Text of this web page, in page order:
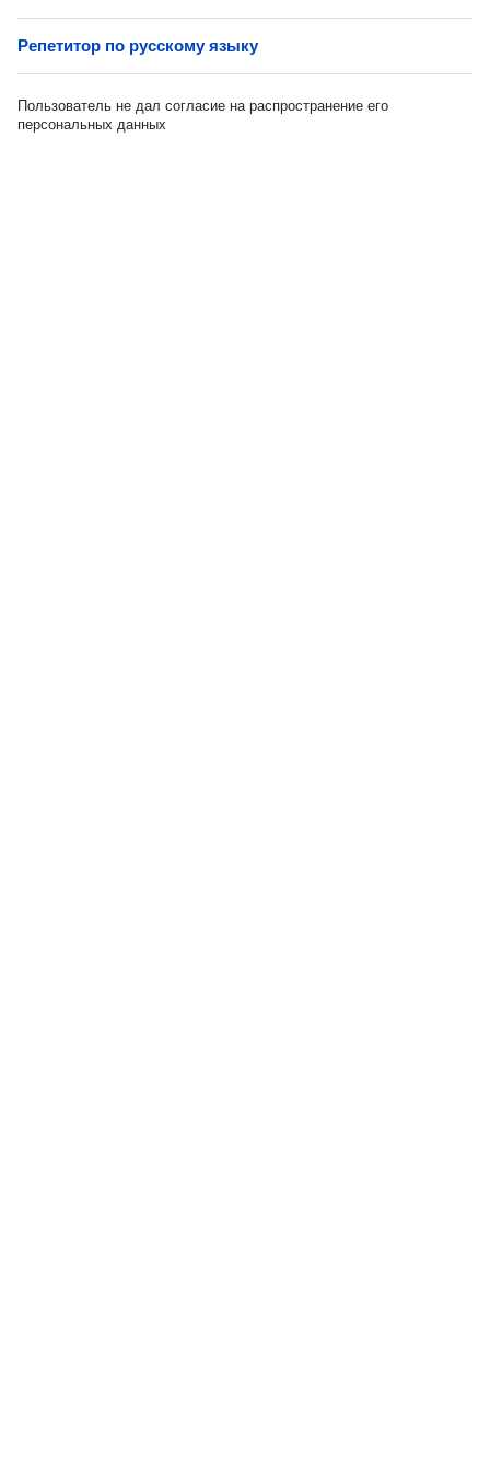
Репетитор по русскому языку
Пользователь не дал согласие на распространение его
персональных данных